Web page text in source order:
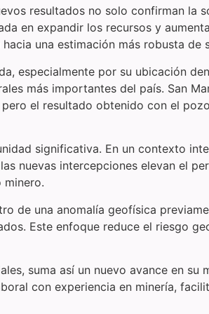
resultados no solo confirman la
en expandir los recursos y
una estimación más robusta de
especialmente por su ubicación
más importantes del país. San
el resultado obtenido con el
significativa. En un contexto
nuevas intercepciones elevan el
minero.
de una anomalía geofísica
Este enfoque reduce el riesgo
suma así un nuevo avance en su
con experiencia en minería,